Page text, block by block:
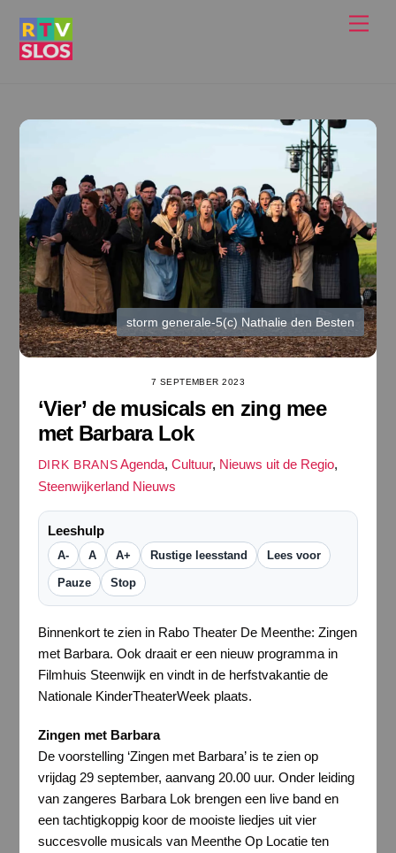
storm generale-5(c) Nathalie den Besten
7 SEPTEMBER 2023
‘Vier’ de musicals en zing mee
met Barbara Lok
DIRK BRANS Agenda,Cultuur, Nieuws uit de Regio,
Steenwijkerland Nieuws
Leeshulp
A- A A+ Rustige leesstand Lees voor
Pauze Stop
Binnenkort te zien in Rabo Theater De Meenthe: Zingen
met Barbara. Ook draait er een nieuw programma in
Filmhuis Steenwijk en vindt in de herfstvakantie de
Nationale KinderTheaterWeek plaats.
Zingen met Barbara
De voorstelling ‘Zingen met Barbara’ is te zien op
vrijdag 29 september, aanvang 20.00 uur. Onder leiding
van zangeres Barbara Lok brengen een live band en
een tachtigkoppig koor de mooiste liedjes uit vier
succesvolle musicals van Meenthe Op Locatie ten